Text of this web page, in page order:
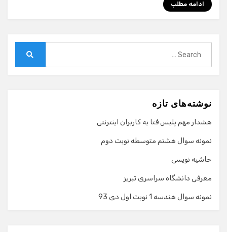
ادامه مطلب
نوشته‌های تازه
هشدار مهم پلیس فتا به کاربران اینترنتی
نمونه سوال هشتم متوسطه نوبت دوم
حاشیه نویسی
معرفی دانشگاه سراسری تبریز
نمونه سوال هندسه 1 نوبت اول دی 93
گفت‌وگو با دستیار هوشمند